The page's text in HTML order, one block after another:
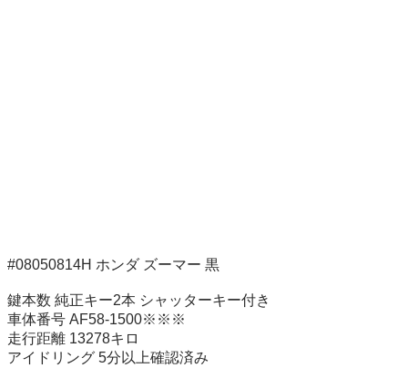
#08050814H ホンダ ズーマー 黒
鍵本数 純正キー2本 シャッターキー付き
車体番号 AF58-1500※※※
走行距離 13278キロ
アイドリング 5分以上確認済み